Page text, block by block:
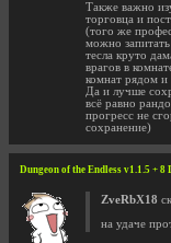
Также важно
торговца и
(того же
можно
тесла круто
врагов в
комнат рядом и
Да и лучше
всё равно
прогресс не
сохранение)
Dungeon of the Endless v1.1.5 + 8
ZveRbX18
на удаче